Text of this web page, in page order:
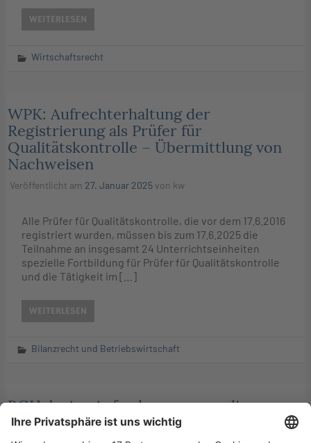
WEITERLESEN
Wirtschaftsrecht
WPK: Aufrechterhaltung der
Registrierung als Prüfer für
Qualitätskontrolle – Übermittlung von
Nachweisen
Veröffentlicht am 27. Januar 2025von kw
Alle Prüfer für Qualitätskontrolle, die vor dem 17.6.2016
registriert wurden, müssen bis zum 17.6.2025 die
Teilnahme an insgesamt 24 Unterrichtseinheiten
spezielle Fortbildung für Prüfer für Qualitätskontrolle
und die Tätigkeit im […]
WEITERLESEN
Bilanzrecht und Betriebswirtschaft
BGH: beA – Anforderungen an die
Übermittlung eines elektronischen
Dokuments nach § 130a Abs. 3 S. 1 ZPO